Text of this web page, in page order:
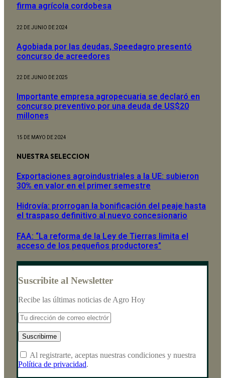
firma agrícola cordobesa
22 DE JUNIO DE 2024
Agobiada por las deudas, Speedagro presentó
concurso de acreedores
22 DE JUNIO DE 2025
Importante empresa agropecuaria se declaró en
concurso preventivo por una deuda de US$20
millones
15 DE MAYO DE 2024
NUESTRA SELECCION
Exportaciones agroindustriales a la UE: subieron
30% en valor en el primer semestre
Hidrovía: prorrogan la bonificación del peaje hasta
el traspaso definitivo al nuevo concesionario
FAA: “La reforma de la Ley de Tierras limita el
acceso de los pequeños productores”
Suscribite al Newsletter
Recibe las últimas noticias de Agro Hoy
Al registrarte, aceptas nuestras condiciones y nuestra
Política de privacidad.